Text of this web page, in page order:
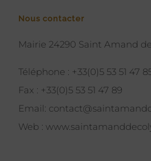
Nous contacter
Mairie 24290 Saint Amand
Téléphone : +33(0)5 53 51 47
Fax : +33(0)5 53 51 47 89
Email:
Web :